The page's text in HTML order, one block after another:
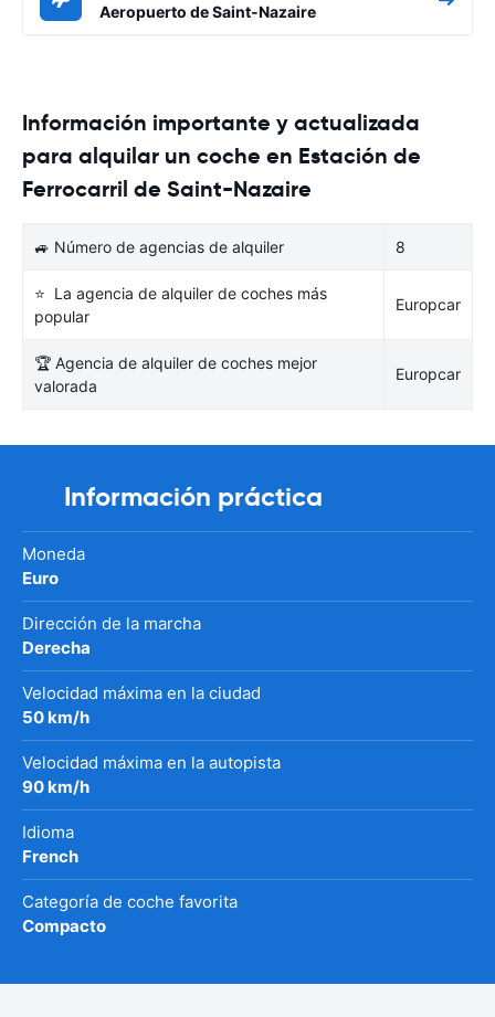
Aeropuerto de Saint-Nazaire
Información importante y actualizada
para alquilar un coche en Estación de
Ferrocarril de Saint-Nazaire
🚙 Número de agencias de alquiler 8
⭐ La agencia de alquiler de coches más
popular
Europcar
🏆 Agencia de alquiler de coches mejor
valorada
Europcar
Información práctica
Moneda
Euro
Dirección de la marcha
Derecha
Velocidad máxima en la ciudad
50 km/h
Velocidad máxima en la autopista
90 km/h
Idioma
French
Categoría de coche favorita
Compacto